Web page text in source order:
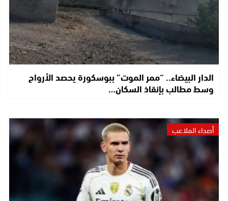
الدار البيضاء.. “ممر الموت” ببوسكورة يحصد الأرواح
وسط مطالب بإنقاذ السكان…
أصداء الملاعب